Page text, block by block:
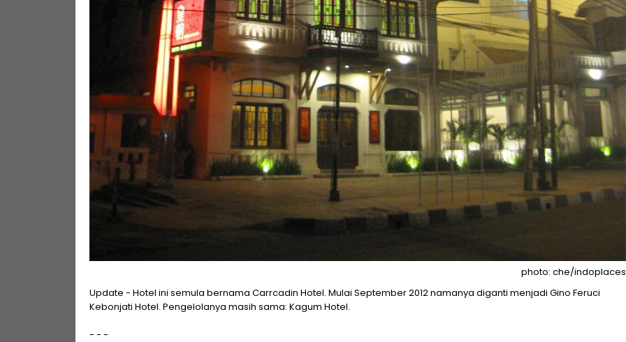
photo: che/indoplaces
Update - Hotel ini semula bernama Carrcadin Hotel. Mulai September 2012 namanya diganti menjadi Gino Feruci
Kebonjati Hotel. Pengelolanya masih sama: Kagum Hotel.
- - -